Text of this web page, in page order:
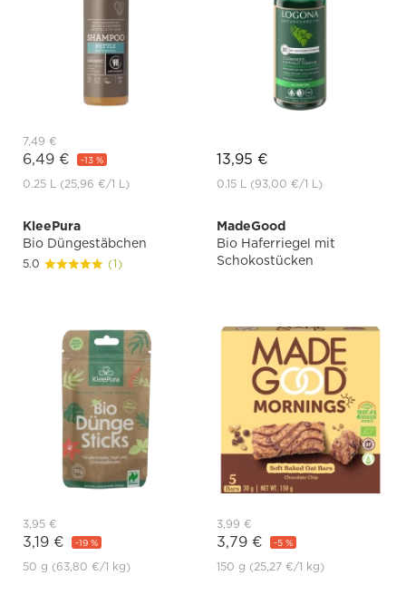
7,49 €
6,49 € -13 %
0.25 L (25,96 €/1 L)
13,95 €
0.15 L (93,00 €/1 L)
KleePura
Bio Düngestäbchen
5.0 (1)
3,95 €
3,19 € -19 %
50 g (63,80 €/1 kg)
MadeGood
Bio Haferriegel mit
Schokostücken
3,99 €
3,79 € -5 %
150 g (25,27 €/1 kg)